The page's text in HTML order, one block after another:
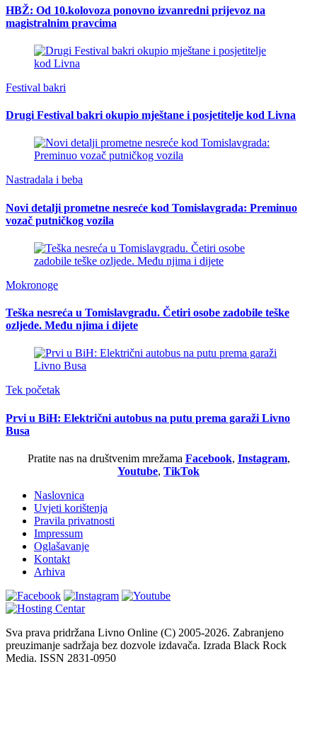
HBŽ: Od 10.kolovoza ponovno izvanredni prijevoz na
magistralnim pravcima
Festival bakri
Drugi Festival bakri okupio mještane i posjetitelje kod Livna
Nastradala i beba
Novi detalji prometne nesreće kod Tomislavgrada: Preminuo
vozač putničkog vozila
Mokronoge
Teška nesreća u Tomislavgradu. Četiri osobe zadobile teške
ozljede. Među njima i dijete
Tek početak
Prvi u BiH: Električni autobus na putu prema garaži Livno
Busa
Pratite nas na društvenim mrežama Facebook, Instagram,
Youtube, TikTok
Naslovnica
Uvjeti korištenja
Pravila privatnosti
Impressum
Oglašavanje
Kontakt
Arhiva
Sva prava pridržana Livno Online (C) 2005-2026. Zabranjeno
preuzimanje sadržaja bez dozvole izdavača. Izrada Black Rock
Media. ISSN 2831-0950